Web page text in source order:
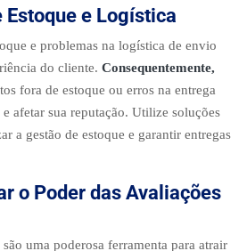
Estoque e Logística
e problemas na logística de envio
do cliente. Consequentemente,
fora de estoque ou erros na entrega
afetar sua reputação. Utilize soluções
a gestão de estoque e garantir entregas
o Poder das Avaliações
uma poderosa ferramenta para atrair